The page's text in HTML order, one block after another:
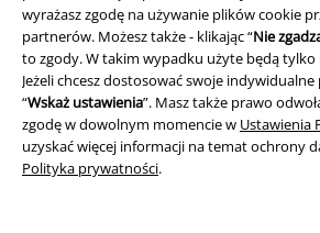
wyrażasz zgodę na używanie plików cookie
partnerów. Możesz także - klikając “Nie
to zgody. W takim wypadku użyte będą tylko
Jeżeli chcesz dostosować swoje
“Wskaż ustawienia”. Masz także prawo
zgodę w dowolnym momencie w Ustawienia
uzyskać więcej informacji na temat ochrony
Polityka prywatności.